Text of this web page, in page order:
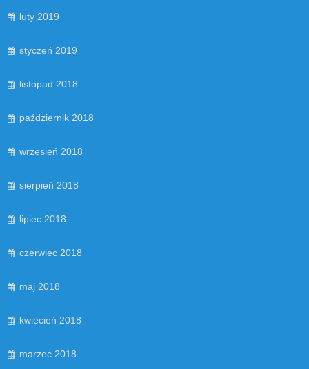
luty 2019
styczeń 2019
listopad 2018
październik 2018
wrzesień 2018
sierpień 2018
lipiec 2018
czerwiec 2018
maj 2018
kwiecień 2018
marzec 2018